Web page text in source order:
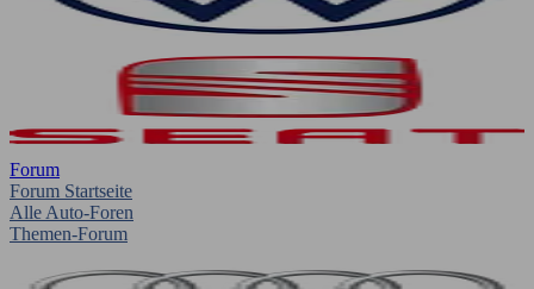
Forum
Forum Startseite
Alle Auto-Foren
Themen-Forum